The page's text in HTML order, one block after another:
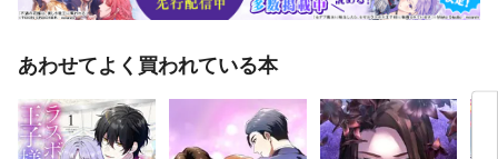
あわせてよく買われている本